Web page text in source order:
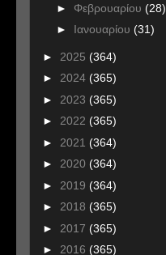
► Φεβρουαρίου (28)
► Ιανουαρίου (31)
► 2025 (364)
► 2024 (365)
► 2023 (365)
► 2022 (365)
► 2021 (364)
► 2020 (364)
► 2019 (364)
► 2018 (365)
► 2017 (365)
► 2016 (365)